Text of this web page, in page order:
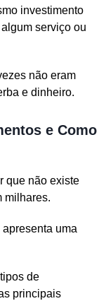
investimento
serviço ou
não eram
e dinheiro.
e Como
que não existe
milhares.
uma
de
principais